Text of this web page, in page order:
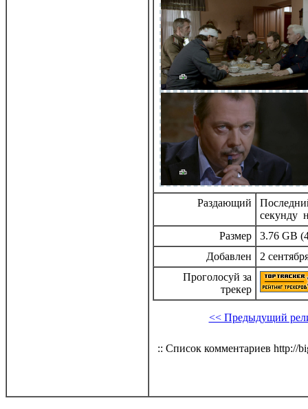
Раздающий
секунду
Размер
3.76 GB
Добавлен
2
Проголосуй за
трекер
<< Предыдущий
:: Список комментариев http://